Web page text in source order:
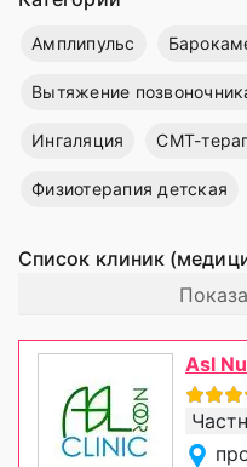
Амплипульс
Вытяжение
Ингаляция СМТ-
Физиотерапия детская
Список клиник
Asl